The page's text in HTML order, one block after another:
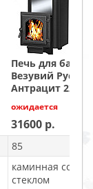
Печь для бани
Везувий Русичъ
Антрацит 22
ожидается
31600
85
каминная со
стеклом